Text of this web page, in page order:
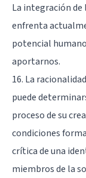
La integración de
enfrenta
potencial
aportarnos.
16. La
puede
proceso de su
condiciones
crítica de una
miembros de la